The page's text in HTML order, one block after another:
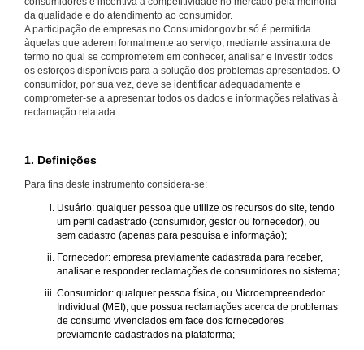
da qualidade e do atendimento ao consumidor.
A participação de empresas no Consumidor.gov.br só é permitida
àquelas que aderem formalmente ao serviço, mediante assinatura de
termo no qual se comprometem em conhecer, analisar e investir todos
os esforços disponíveis para a solução dos problemas apresentados. O
consumidor, por sua vez, deve se identificar adequadamente e
comprometer-se a apresentar todos os dados e informações relativas à
reclamação relatada.
1. Definições
Para fins deste instrumento considera-se:
Usuário: qualquer pessoa que utilize os recursos do site, tendo
um perfil cadastrado (consumidor, gestor ou fornecedor), ou
sem cadastro (apenas para pesquisa e informação);
Fornecedor: empresa previamente cadastrada para receber,
analisar e responder reclamações de consumidores no sistema;
Consumidor: qualquer pessoa física, ou Microempreendedor
Individual (MEI), que possua reclamações acerca de problemas
de consumo vivenciados em face dos fornecedores
previamente cadastrados na plataforma;